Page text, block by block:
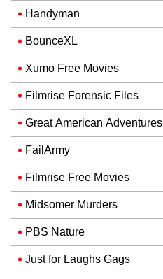
Handyman
BounceXL
Xumo Free Movies
Filmrise Forensic Files
Great American Adventures
FailArmy
Filmrise Free Movies
Midsomer Murders
PBS Nature
Just for Laughs Gags